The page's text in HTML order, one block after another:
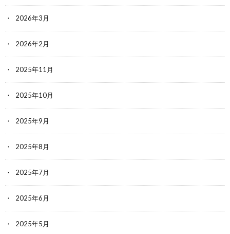
2026年3月
2026年2月
2025年11月
2025年10月
2025年9月
2025年8月
2025年7月
2025年6月
2025年5月